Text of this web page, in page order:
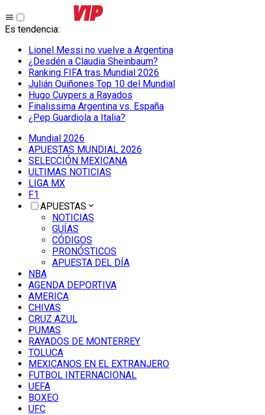
Es tendencia:
Lionel Messi no vuelve a Argentina
¿Desdén a Claudia Sheinbaum?
Ranking FIFA tras Mundial 2026
Julián Quiñones Top 10 del Mundial
Hugo Cuypers a Rayados
Finalissima Argentina vs. España
¿Pep Guardiola a Italia?
Mundial 2026
APUESTAS MUNDIAL 2026
SELECCIÓN MEXICANA
ULTIMAS NOTICIAS
LIGA MX
F1
APUESTAS
NOTICIAS
GUÍAS
CÓDIGOS
PRONÓSTICOS
APUESTA DEL DÍA
NBA
AGENDA DEPORTIVA
AMERICA
CHIVAS
CRUZ AZUL
PUMAS
RAYADOS DE MONTERREY
TOLUCA
MEXICANOS EN EL EXTRANJERO
FUTBOL INTERNACIONAL
UEFA
BOXEO
UFC